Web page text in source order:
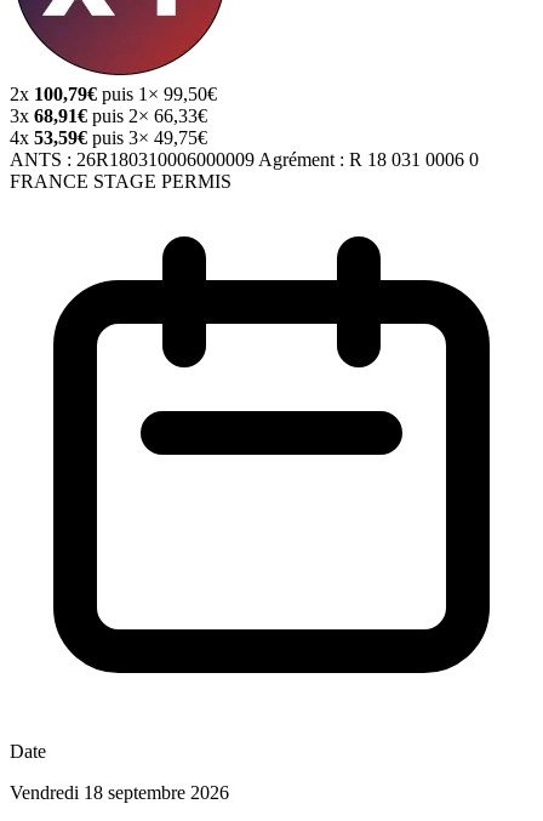
2x 100,79€ puis 1× 99,50€
3x 68,91€ puis 2× 66,33€
4x 53,59€ puis 3× 49,75€
ANTS : 26R180310006000009 Agrément : R 18 031 0006 0
FRANCE STAGE PERMIS
Date
Vendredi 18 septembre 2026